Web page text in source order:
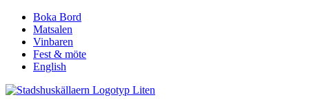
Boka Bord
Matsalen
Vinbaren
Fest & möte
English